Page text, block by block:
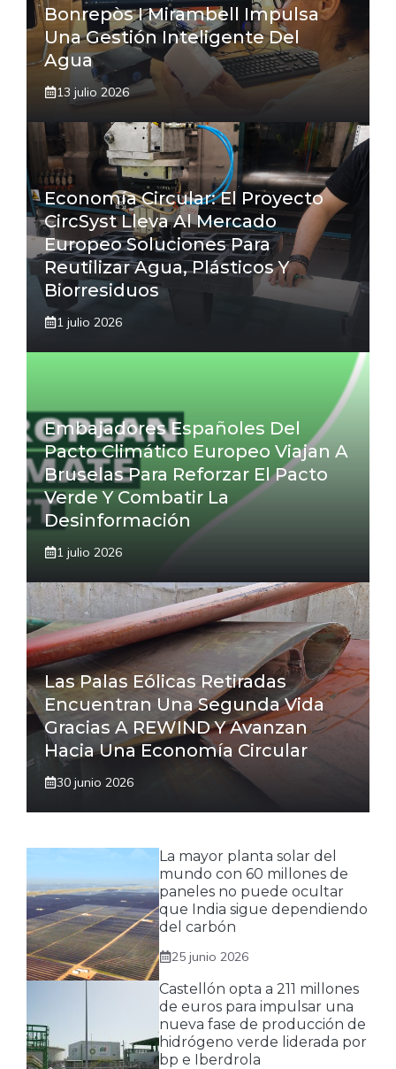
Bonrepòs I Mirambell Impulsa
Una Gestión Inteligente Del
Agua
13 julio 2026
Economía Circular: El Proyecto
CircSyst Lleva Al Mercado
Europeo Soluciones Para
Reutilizar Agua, Plásticos Y
Biorresiduos
1 julio 2026
Embajadores Españoles Del
Pacto Climático Europeo Viajan A
Bruselas Para Reforzar El Pacto
Verde Y Combatir La
Desinformación
1 julio 2026
Las Palas Eólicas Retiradas
Encuentran Una Segunda Vida
Gracias A REWIND Y Avanzan
Hacia Una Economía Circular
30 junio 2026
La mayor planta solar del
mundo con 60 millones de
paneles no puede ocultar
que India sigue dependiendo
del carbón
25 junio 2026
Castellón opta a 211 millones
de euros para impulsar una
nueva fase de producción de
hidrógeno verde liderada por
bp e Iberdrola